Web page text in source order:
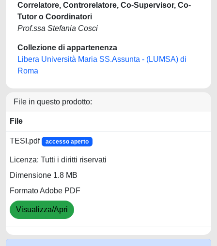
Correlatore, Controrelatore, Co-Supervisor, Co-
Tutor o Coordinatori
Prof.ssa Stefania Cosci
Collezione di appartenenza
Libera Università Maria SS.Assunta - (LUMSA) di
Roma
File in questo prodotto:
File
TESI.pdf accesso aperto
Licenza: Tutti i diritti riservati
Dimensione 1.8 MB
Formato Adobe PDF
Visualizza/Apri